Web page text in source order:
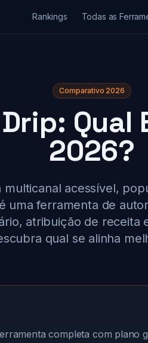
Rankings Todas as
Comparativo 2026
Qual
2026?
multicanal acessível,
uma ferramenta de
atribuição de receita
qual se alinha
completa com plano